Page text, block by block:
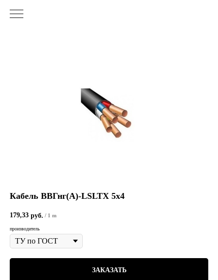
Кабель ВВГнг(А)-LSLTХ 5х4
179,33 руб. / 1 m
производитель
ЗАКАЗАТЬ